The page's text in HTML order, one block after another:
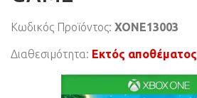
Κωδικός Προϊόντος: XONE13003
Διαθεσιμότητα: Εκτός αποθέματος